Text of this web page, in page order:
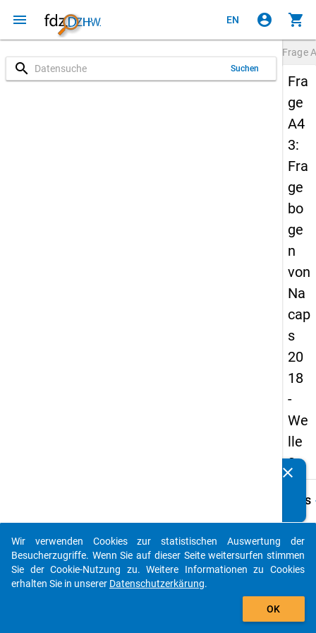
menu EN account_circle shopping_cart
search Suchen
Frage
Fra
ge
A4
3:
Fra
ge
bo
ge
n
von
Na
cap
s
20
18
-
We
lle
3
Details
A43
Wie
clear
auto_stories
add_shopping_cart
Wir verwenden Cookies zur statistischen Auswertung der
Besucherzugriffe. Wenn Sie auf dieser Seite weitersurfen stimmen
Sie der Cookie-Nutzung zu. Weitere Informationen zu Cookies
erhalten Sie in unserer Datenschutzerkärung.
OK